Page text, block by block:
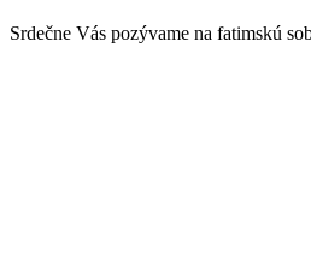
Srdečne Vás pozývame na fatimskú